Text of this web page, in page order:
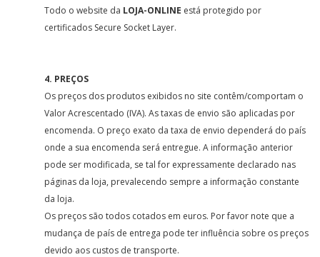
Todo o website da LOJA-ONLINE está protegido por
certificados Secure Socket Layer.
4. PREÇOS
Os preços dos produtos exibidos no site contêm/comportam o
Valor Acrescentado (IVA). As taxas de envio são aplicadas por
encomenda. O preço exato da taxa de envio dependerá do país
onde a sua encomenda será entregue. A informação anterior
pode ser modificada, se tal for expressamente declarado nas
páginas da loja, prevalecendo sempre a informação constante
da loja.
Os preços são todos cotados em euros. Por favor note que a
mudança de país de entrega pode ter influência sobre os preços
devido aos custos de transporte.